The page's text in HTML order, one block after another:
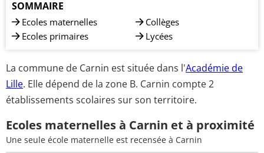
SOMMAIRE
Ecoles maternelles
Ecoles primaires
Collèges
Lycées
La commune de Carnin est située dans l'Académie de
Lille. Elle dépend de la zone B. Carnin compte 2
établissements scolaires sur son territoire.
Ecoles maternelles à Carnin et à proximité
Une seule école maternelle est recensée à Carnin